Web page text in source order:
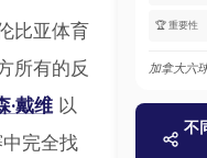
🏆 重要性
加拿大六
不
比亚体育
所有的反
·戴维 以
完全找